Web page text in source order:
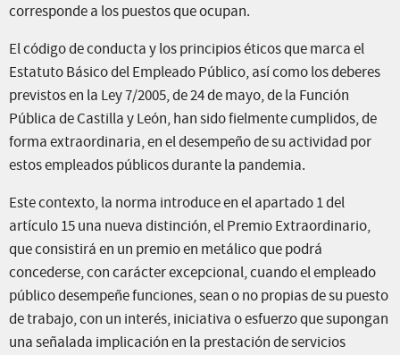
corresponde a los puestos que ocupan.
El código de conducta y los principios éticos que marca el
Estatuto Básico del Empleado Público, así como los deberes
previstos en la Ley 7/2005, de 24 de mayo, de la Función
Pública de Castilla y León, han sido fielmente cumplidos, de
forma extraordinaria, en el desempeño de su actividad por
estos empleados públicos durante la pandemia.
Este contexto, la norma introduce en el apartado 1 del
artículo 15 una nueva distinción, el Premio Extraordinario,
que consistirá en un premio en metálico que podrá
concederse, con carácter excepcional, cuando el empleado
público desempeñe funciones, sean o no propias de su puesto
de trabajo, con un interés, iniciativa o esfuerzo que supongan
una señalada implicación en la prestación de servicios